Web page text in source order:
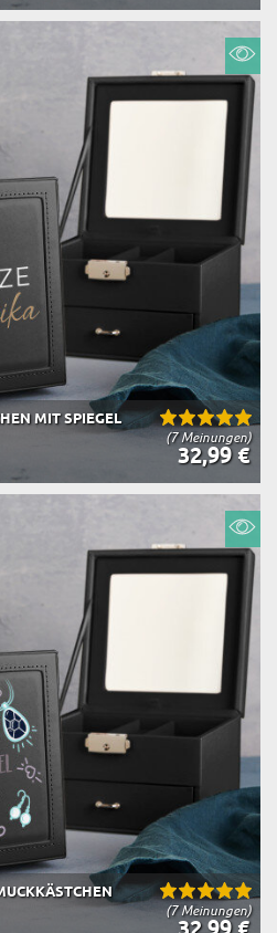
(7 Meinungen)
MIT SPIEGEL
32,99 €
(7 Meinungen)